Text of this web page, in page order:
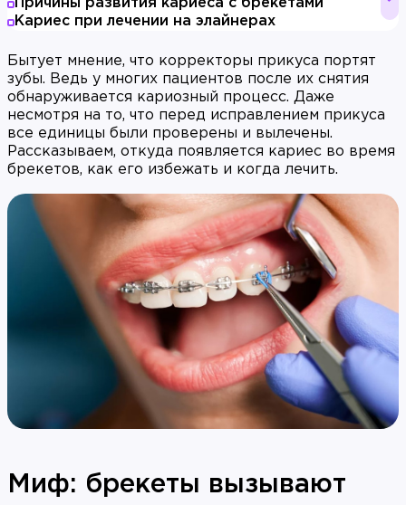
Причины развития кариеса с брекетами
Кариес при лечении на элайнерах
Бытует мнение, что корректоры прикуса портят
зубы. Ведь у многих пациентов после их снятия
обнаруживается кариозный процесс. Даже
несмотря на то, что перед исправлением прикуса
все единицы были проверены и вылечены.
Рассказываем, откуда появляется кариес во время
брекетов, как его избежать и когда лечить.
Миф: брекеты вызывают